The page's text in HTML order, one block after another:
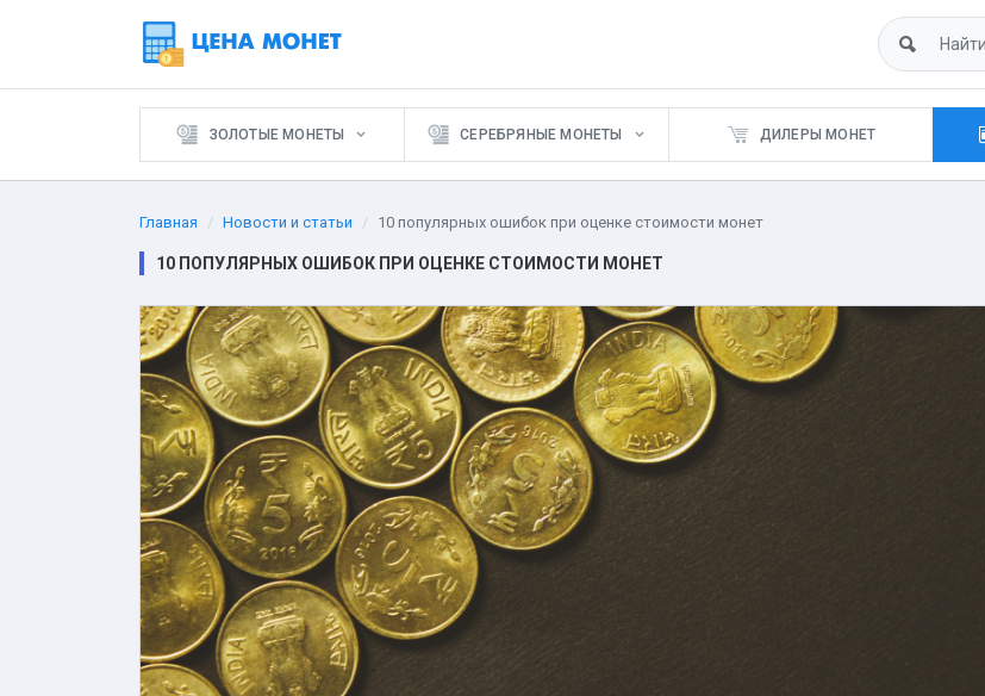
ЗОЛОТЫЕ МОНЕТЫ СЕРЕБРЯНЫЕ МОНЕТЫ ДИЛЕРЫ МОНЕТ
Главная Новости и статьи 10 популярных ошибок при оценке стоимости монет
10 ПОПУЛЯРНЫХ ОШИБОК ПРИ ОЦЕНКЕ СТОИМОСТИ МОНЕТ